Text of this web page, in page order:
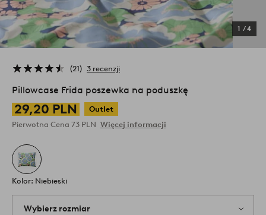
1 /4
21 3 recenzji
Pillowcase Frida poszewka na poduszkę
29,20 PLN
Outlet
Pierwotna Cena 73 PLN Więcej informacji
Kolor: Niebieski
Wybierz rozmiar